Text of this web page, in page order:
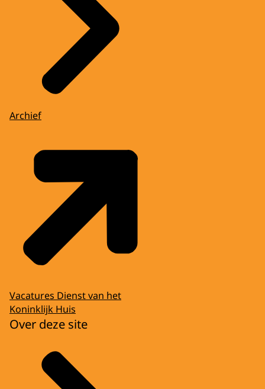
Archief
Vacatures Dienst van het
Koninklijk Huis
Over deze site